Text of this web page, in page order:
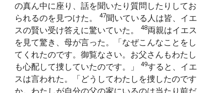
の真ん中に座り、話を聞いたり質問したりしてお
られるのを見つけた。
47聞いている人は皆、イエ
スの賢い受け答えに驚いていた。
48両親はイエス
を見て驚き、母が言った。「なぜこんなことをし
てくれたのです。御覧なさい。お父さんもわたし
も心配して捜していたのです。」
49すると、イエ
スは言われた。「どうしてわたしを捜したのです
か。わたしが自分の父の家にいるのは当たり前だ